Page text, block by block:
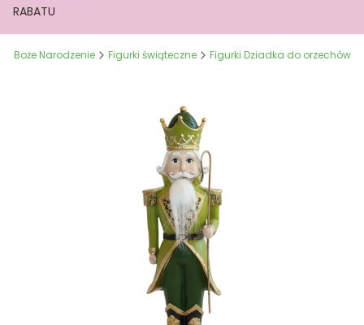
RABATU
Boże Narodzenie Figurki świąteczne Figurki Dziadka do orzechów